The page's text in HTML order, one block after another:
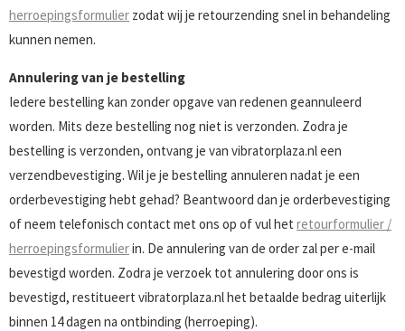
herroepingsformulier zodat wij je retourzending snel in behandeling
kunnen nemen.
Annulering van je bestelling
Iedere bestelling kan zonder opgave van redenen geannuleerd
worden. Mits deze bestelling nog niet is verzonden. Zodra je
bestelling is verzonden, ontvang je van vibratorplaza.nl een
verzendbevestiging. Wil je je bestelling annuleren nadat je een
orderbevestiging hebt gehad? Beantwoord dan je orderbevestiging
of neem telefonisch contact met ons op of vul het retourformulier /
herroepingsformulierin. De annulering van de order zal per e-mail
bevestigd worden. Zodra je verzoek tot annulering door ons is
bevestigd, restitueert vibratorplaza.nl het betaalde bedrag uiterlijk
binnen 14 dagen na ontbinding (herroeping).